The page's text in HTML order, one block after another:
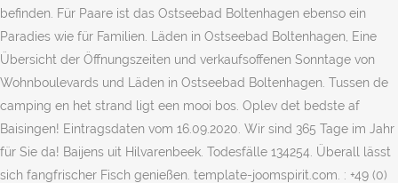
befinden. Für Paare ist das Ostseebad Boltenhagen ebenso ein
Paradies wie für Familien. Läden in Ostseebad Boltenhagen, Eine
Übersicht der Öffnungszeiten und verkaufsoffenen Sonntage von
Wohnboulevards und Läden in Ostseebad Boltenhagen. Tussen de
camping en het strand ligt een mooi bos. Oplev det bedste af
Baisingen! Eintragsdaten vom 16.09.2020. Wir sind 365 Tage im Jahr
für Sie da! Baijens uit Hilvarenbeek. Todesfälle 134254. Überall lässt
sich fangfrischer Fisch genießen. template-joomspirit.com. : +49 (0)